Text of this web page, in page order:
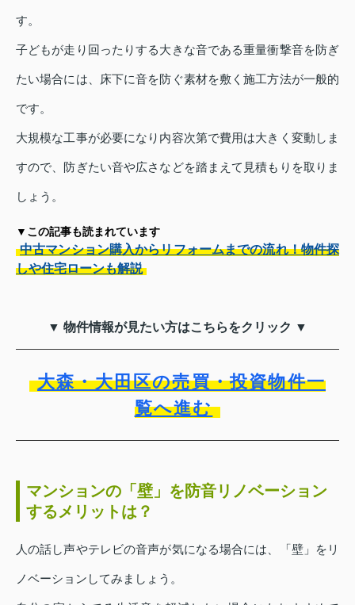
す。
子どもが走り回ったりする大きな音である重量衝撃音を防ぎ
たい場合には、床下に音を防ぐ素材を敷く施工方法が一般的
です。
大規模な工事が必要になり内容次第で費用は大きく変動しま
すので、防ぎたい音や広さなどを踏まえて見積もりを取りま
しょう。
▼この記事も読まれています
中古マンション購入からリフォームまでの流れ！物件探
しや住宅ローンも解説
▼ 物件情報が見たい方はこちらをクリック ▼
大森・大田区の売買・投資物件一
覧へ進む
マンションの「壁」を防音リノベーション
するメリットは？
人の話し声やテレビの音声が気になる場合には、「壁」をリ
ノベーションしてみましょう。